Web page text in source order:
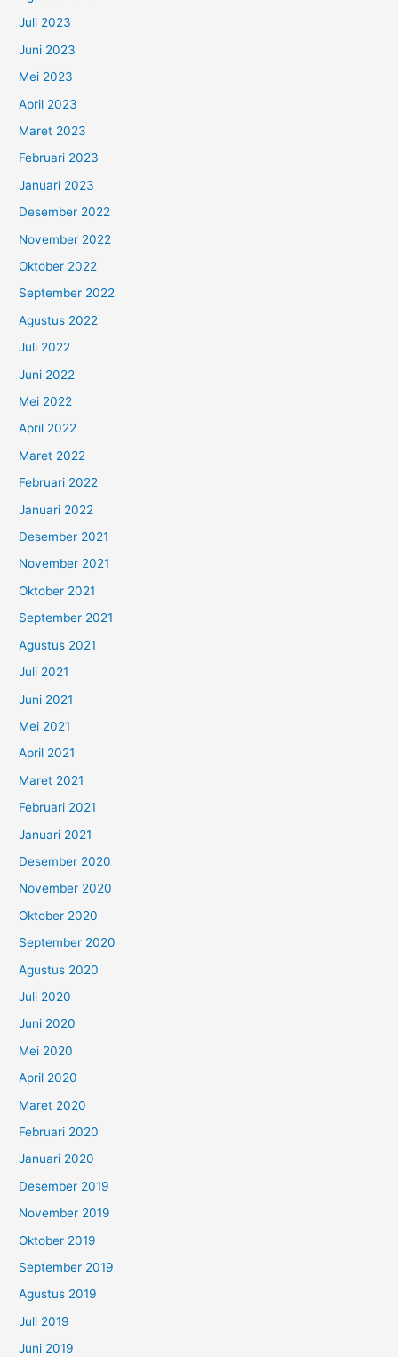
Juli 2023
Juni 2023
Mei 2023
April 2023
Maret 2023
Februari 2023
Januari 2023
Desember 2022
November 2022
Oktober 2022
September 2022
Agustus 2022
Juli 2022
Juni 2022
Mei 2022
April 2022
Maret 2022
Februari 2022
Januari 2022
Desember 2021
November 2021
Oktober 2021
September 2021
Agustus 2021
Juli 2021
Juni 2021
Mei 2021
April 2021
Maret 2021
Februari 2021
Januari 2021
Desember 2020
November 2020
Oktober 2020
September 2020
Agustus 2020
Juli 2020
Juni 2020
Mei 2020
April 2020
Maret 2020
Februari 2020
Januari 2020
Desember 2019
November 2019
Oktober 2019
September 2019
Agustus 2019
Juli 2019
Juni 2019